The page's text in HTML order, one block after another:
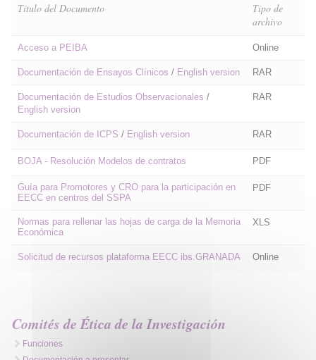
Título del Documento
Tipo de
archivo
Acceso a PEIBA Online
Documentación de Ensayos Clínicos / English version RAR
Documentación de Estudios Observacionales /
English version
RAR
Documentación de ICPS / English version RAR
BOJA - Resolución Modelos de contratos PDF
Guía para Promotores y CRO para la participación en
EECC en centros del SSPA
PDF
Normas para rellenar las hojas de carga de la Memoria
Económica
XLS
Solicitud de recursos plataforma EECC ibs.GRANADA Online
Comités de Ética de la Investigación
Funciones